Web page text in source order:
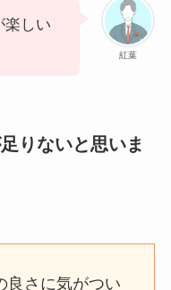
紅葉
楽しい
りないと思いま
良さに気がつい